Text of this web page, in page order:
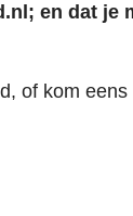
en dat je
of kom